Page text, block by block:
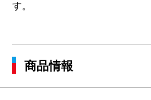
す。
商品情報